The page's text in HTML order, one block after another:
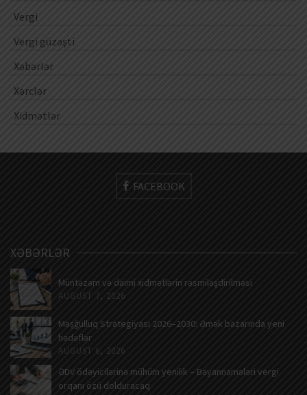
Vergi
Vergi güzəşti
Xəbərlər
Xərclər
Xidmətlər
FACEBOOK
XƏBƏRLƏR
Müntəzəm və daimi xidmətlərin rəsmiləşdirilməsi
AUGUST 7, 2026
Məşğulluq Strategiyası 2026–2030: Əmək bazarında yeni
hədəflər
AUGUST 6, 2026
ƏDV ödəyicilərinə mühüm yenilik – Bəyannamələri vergi
orqanı özü dolduracaq